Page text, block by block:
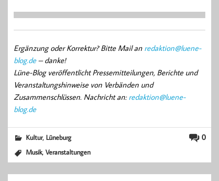
Ergänzung oder Korrektur? Bitte Mail an redaktion@luene-
blog.de– danke!
Lüne-Blog veröffentlicht Pressemitteilungen, Berichte und
Veranstaltungshinweise von Verbänden und
Zusammenschlüssen. Nachricht an: redaktion@luene-
blog.de
0
Kultur, Lüneburg
Musik,Veranstaltungen